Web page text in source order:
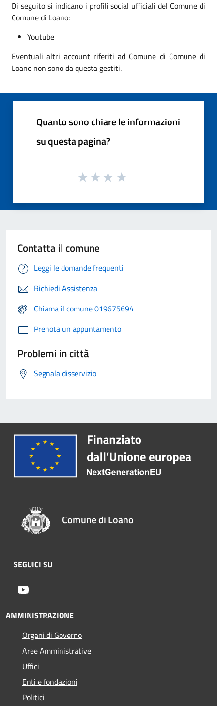
Di seguito si indicano i profili social ufficiali del Comune di
Comune di Loano:
Youtube
Eventuali altri account riferiti ad Comune di Comune di
Loano non sono da questa gestiti.
Quanto sono chiare le informazioni
su questa pagina?
Contatta il comune
Leggi le domande frequenti
Richiedi Assistenza
Chiama il comune 019675694
Prenota un appuntamento
Problemi in città
Segnala disservizio
Comune di Loano
SEGUICI SU
AMMINISTRAZIONE
Organi di Governo
Aree Amministrative
Uffici
Enti e fondazioni
Politici